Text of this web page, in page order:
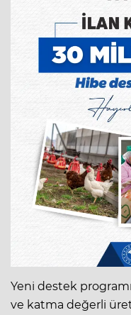
Yeni destek
ve katma değerli